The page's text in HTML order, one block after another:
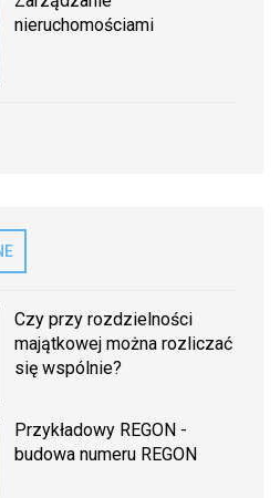
nieruchomościami
Czy przy rozdzielności
majątkowej można rozliczać
się wspólnie?
Przykładowy REGON -
budowa numeru REGON